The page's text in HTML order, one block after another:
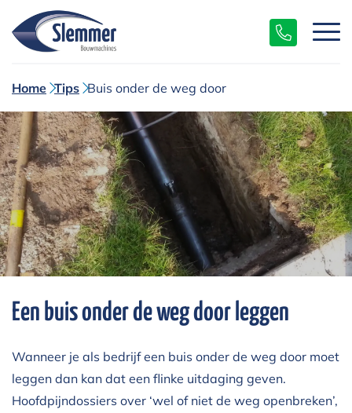
Home Tips Buis onder de weg door
Een buis onder de weg door leggen
Wanneer je als bedrijf een buis onder de weg door moet
leggen dan kan dat een flinke uitdaging geven.
Hoofdpijndossiers over ‘wel of niet de weg openbreken’,